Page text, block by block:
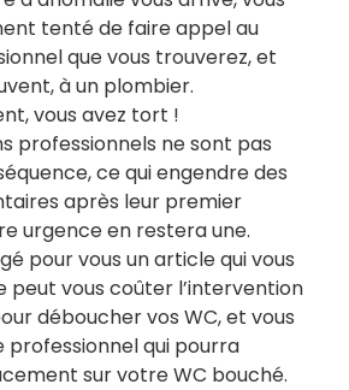
tenté de faire appel au
que vous trouverez, et
à un plombier.
vous avez tort !
professionnels ne sont pas
ce qui engendre des
après leur premier
urgence en restera une.
pour vous un article qui vous
peut vous coûter l’intervention
déboucher vos WC, et vous
professionnel qui pourra
sur votre WC bouché.